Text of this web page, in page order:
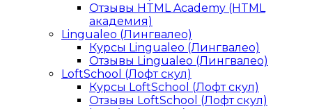
Отзывы HTML Academy (HTML
академия)
Lingualeo (Лингвалео)
Курсы Lingualeo (Лингвалео)
Отзывы Lingualeo (Лингвалео)
LoftSchool (Лофт скул)
Курсы LoftSchool (Лофт скул)
Отзывы LoftSchool (Лофт скул)